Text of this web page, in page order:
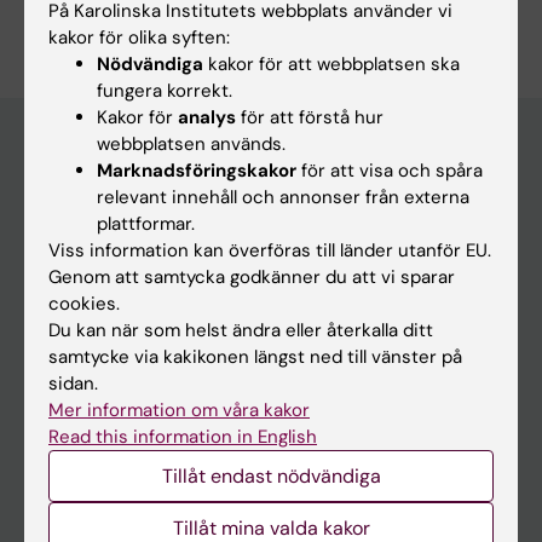
Redigera din profil
Huvudmeny
Utbildning
Forskarutbildning
Forskning
Om KI
På gång
Kalender
På Karolinska Institutets webbplats använder vi
kakor för olika syften:
Nödvändiga kakor för att webbplatsen ska
fungera korrekt.
Kakor för analys för att förstå hur
webbplatsen används.
Marknadsföringskakor för att visa och spåra
relevant innehåll och annonser från externa
plattformar.
Viss information kan överföras till länder utanför EU.
Genom att samtycka godkänner du att vi sparar
cookies.
Du kan när som helst ändra eller återkalla ditt
samtycke via kakikonen längst ned till vänster på
sidan.
Mer information om våra kakor
Read this information in English
Tillåt endast nödvändiga
Tillåt mina valda kakor